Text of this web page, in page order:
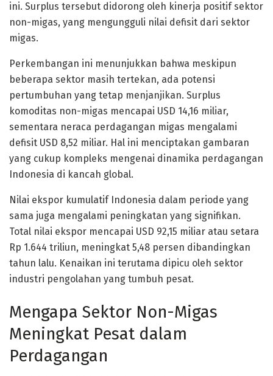
ini. Surplus tersebut didorong oleh kinerja positif sektor
non-migas, yang mengungguli nilai defisit dari sektor
migas.
Perkembangan ini menunjukkan bahwa meskipun
beberapa sektor masih tertekan, ada potensi
pertumbuhan yang tetap menjanjikan. Surplus
komoditas non-migas mencapai USD 14,16 miliar,
sementara neraca perdagangan migas mengalami
defisit USD 8,52 miliar. Hal ini menciptakan gambaran
yang cukup kompleks mengenai dinamika perdagangan
Indonesia di kancah global.
Nilai ekspor kumulatif Indonesia dalam periode yang
sama juga mengalami peningkatan yang signifikan.
Total nilai ekspor mencapai USD 92,15 miliar atau setara
Rp 1.644 triliun, meningkat 5,48 persen dibandingkan
tahun lalu. Kenaikan ini terutama dipicu oleh sektor
industri pengolahan yang tumbuh pesat.
Mengapa Sektor Non-Migas
Meningkat Pesat dalam
Perdagangan